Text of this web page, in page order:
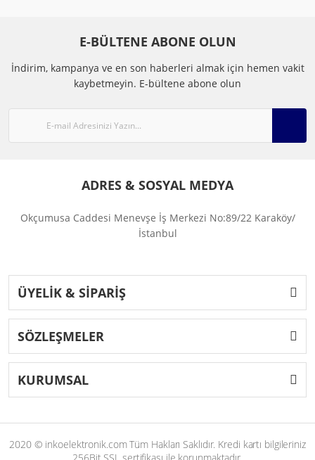
E-BÜLTENE ABONE OLUN
İndirim, kampanya ve en son haberleri almak için hemen vakit
kaybetmeyin. E-bültene abone olun
ADRES & SOSYAL MEDYA
Okçumusa Caddesi Menevşe İş Merkezi No:89/22 Karaköy/
İstanbul
ÜYELİK & SİPARİŞ
SÖZLEŞMELER
KURUMSAL
2020 © inkoelektronik.com Tüm Hakları Saklıdır. Kredi kartı bilgileriniz